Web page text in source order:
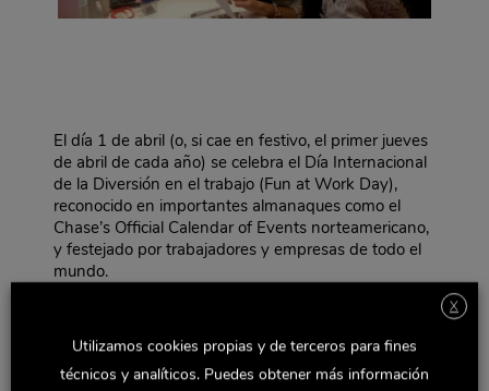
El día 1 de abril (o, si cae en festivo, el primer jueves
de abril de cada año) se celebra el Día Internacional
de la Diversión en el trabajo (Fun at Work Day),
reconocido en importantes almanaques como el
Chase’s Official Calendar of Events norteamericano,
y festejado por trabajadores y empresas de todo el
mundo.
por la plataforma Humor Positivo. ¡Creemos
firmemente que el humor y el positivismo aportan
X
Utilizamos cookies propias y de terceros para fines
técnicos y analíticos. Puedes obtener más información